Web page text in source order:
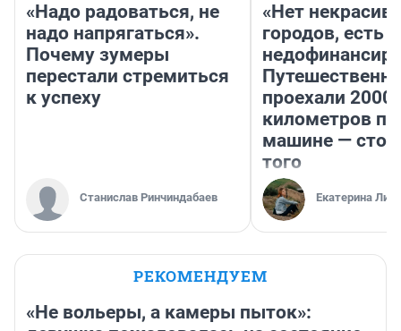
«Надо радоваться, не
надо напрягаться».
Почему зумеры
перестали стремиться
к успеху
Станислав Ринчиндабаев
«Нет
городов, есть
проехали 2000
километров по
машине —
того
Екатерина
РЕКОМЕНДУЕМ
«Не вольеры, а камеры пыток»: